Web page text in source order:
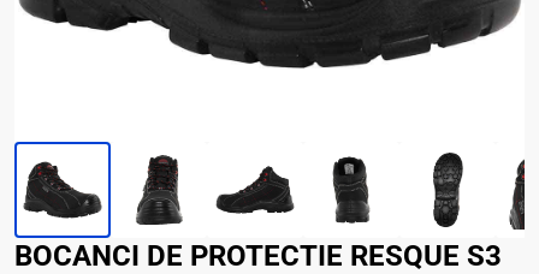
BOCANCI DE PROTECTIE RESQUE S3